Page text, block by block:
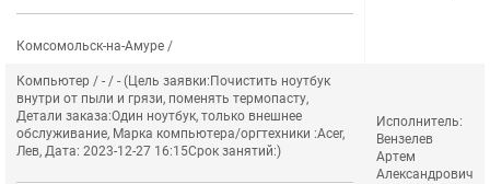
Комсомольск-на-Амуре /
Компьютер / - / - (Цель заявки:Почистить ноутбук
внутри от пыли и грязи, поменять термопасту,
Детали заказа:Один ноутбук, только внешнее
обслуживание, Марка компьютера/оргтехники :Acer,
Лев, Дата: 2023-12-27 16:15Срок занятий:)
Исполнитель:
Вензелев
Артем
Александрович